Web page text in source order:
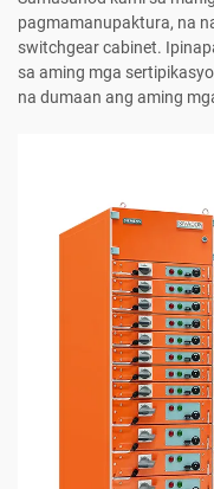
pagmamanupaktura, na
switchgear cabinet.
sa aming mga
na dumaan ang aming